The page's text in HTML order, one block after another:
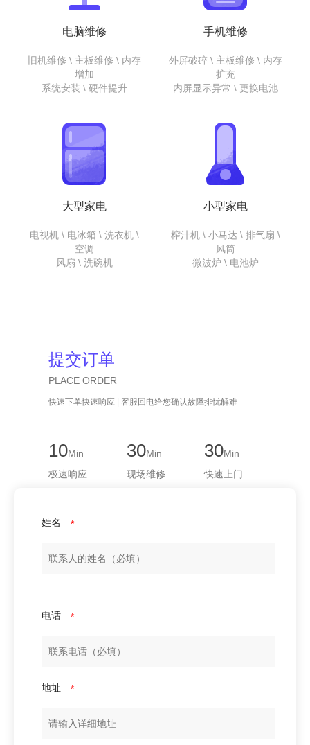
电脑维修
旧机维修 \ 主板维修 \ 内存
增加
系统安装 \ 硬件提升
手机维修
外屏破碎 \ 主板维修 \ 内存
扩充
内屏显示异常 \ 更换电池
大型家电
电视机 \ 电冰箱 \ 洗衣机 \
空调
风扇 \ 洗碗机
小型家电
榨汁机 \ 小马达 \ 排气扇 \
风筒
微波炉 \ 电池炉
提交订单
PLACE ORDER
快速下单快速响应 | 客服回电给您确认故障排忧解难
10Min
极速响应
30Min
现场维修
30Min
快速上门
姓名 *
电话 *
地址 *